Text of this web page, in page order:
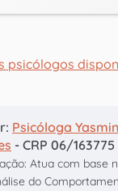
psicólogos
Psicóloga
- CRP 06/163775
Atua com base
do